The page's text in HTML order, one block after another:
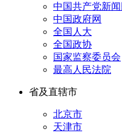
中国共产党新闻
中国政府网
全国人大
全国政协
国家监察委员会
最高人民法院
省及直辖市
北京市
天津市